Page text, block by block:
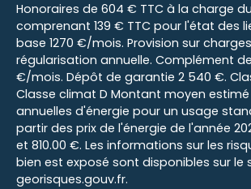
Honoraires de 604 € TTC à la charge
comprenant 139 € TTC pour l'état des
base 1270 €/mois. Provision sur
régularisation annuelle. Complément de
€/mois. Dépôt de garantie 2 540 €.
Classe climat D Montant moyen
annuelles d'énergie pour un usage
partir des prix de l'énergie de l'année
et 810.00 €. Les informations sur les
bien est exposé sont disponibles sur le
georisques.gouv.fr.